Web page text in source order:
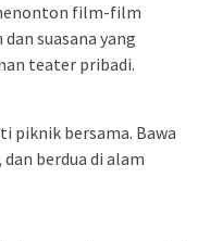
film-film
suasana yang
teater pribadi.
piknik bersama. Bawa
berdua di alam